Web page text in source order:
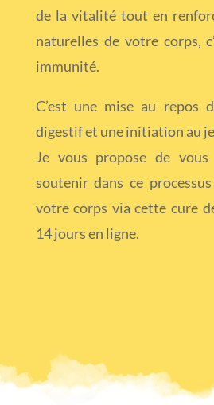
de la vitalité tout en
naturelles de votre corps,
immunité.
C’est une mise au repos
digestif et une initiation au
Je vous propose de vous
soutenir dans ce
votre corps via cette cure
14 jours en ligne.